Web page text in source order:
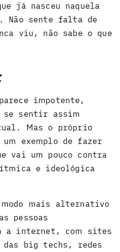
já nasceu naquela
sente falta de
viu, não sabe o que
impotente,
se sentir assim
Mas o próprio
exemplo de fazer
vai um pouco contra
e ideológica
mais alternativo
pessoas
a internet, com sites
das big techs, redes